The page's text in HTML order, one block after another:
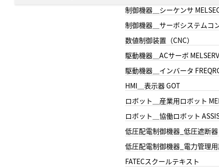
制御機器＿シーケンサ
制御機器＿サーボシステムコ
数値制御装置（CNC）
駆動機器＿ACサーボ
駆動機器＿インバータ
HMI＿表示器 GOT
ロボット＿産業用ロボット
ロボット＿協働ロボット
低圧配電制御機器_低圧遮断器
低圧配電制御機器_電力管理
FATECスクールテキスト